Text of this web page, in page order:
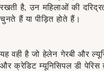
रखती है, उन महिलाओं की
चुनते हैं या पीड़ित होते हैं।
यह वही है जो हेलेन गेरबी और
और क्रेडिट म्यूनिसिपल डी पेरिस